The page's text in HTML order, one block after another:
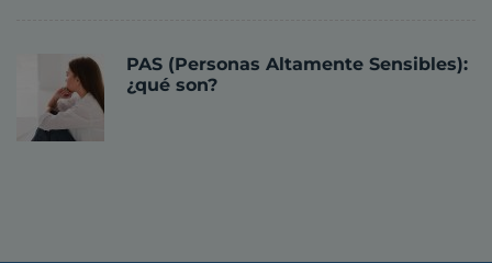
PAS (Personas Altamente Sensibles):
¿qué son?